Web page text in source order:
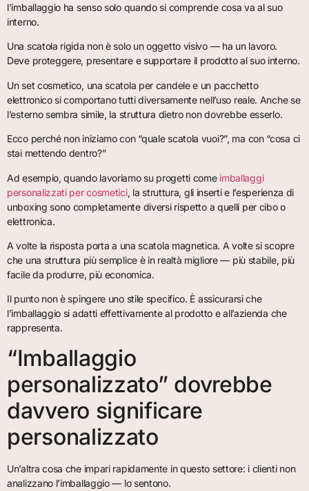
l’imballaggio ha senso solo quando si comprende cosa va al suo
interno.
Una scatola rigida non è solo un oggetto visivo — ha un lavoro.
Deve proteggere, presentare e supportare il prodotto al suo interno.
Un set cosmetico, una scatola per candele e un pacchetto
elettronico si comportano tutti diversamente nell’uso reale. Anche se
l’esterno sembra simile, la struttura dietro non dovrebbe esserlo.
Ecco perché non iniziamo con “quale scatola vuoi?”, ma con “cosa ci
stai mettendo dentro?”
Ad esempio, quando lavoriamo su progetti come imballaggi
personalizzati per cosmetici, la struttura, gli inserti e l’esperienza di
unboxing sono completamente diversi rispetto a quelli per cibo o
elettronica.
A volte la risposta porta a una scatola magnetica. A volte si scopre
che una struttura più semplice è in realtà migliore — più stabile, più
facile da produrre, più economica.
Il punto non è spingere uno stile specifico. È assicurarsi che
l’imballaggio si adatti effettivamente al prodotto e all’azienda che
rappresenta.
“Imballaggio
personalizzato” dovrebbe
davvero significare
personalizzato
Un’altra cosa che impari rapidamente in questo settore: i clienti non
analizzano l’imballaggio — lo sentono.